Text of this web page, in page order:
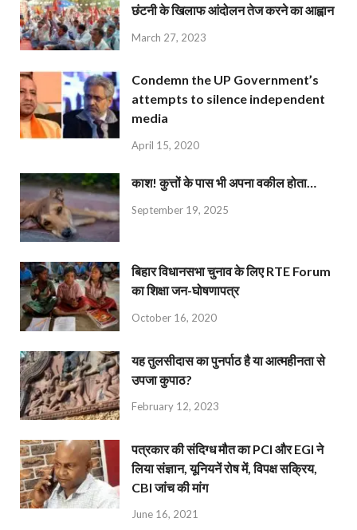
छंटनी के खिलाफ आंदोलन तेज करने का आह्वान
March 27, 2023
Condemn the UP Government’s
attempts to silence independent
media
April 15, 2020
काश! कुत्तों के पास भी अपना वकील होता…
September 19, 2025
बिहार विधानसभा चुनाव के लिए RTE Forum
का शिक्षा जन-घोषणापत्र
October 16, 2020
यह तुलसीदास का पुनर्पाठ है या आत्महीनता से
उपजा कुपाठ?
February 12, 2023
पत्रकार की संदिग्ध मौत का PCI और EGI ने
लिया संज्ञान, यूनियनें रोष में, विपक्ष सक्रिय,
CBI जांच की मांग
June 16, 2021